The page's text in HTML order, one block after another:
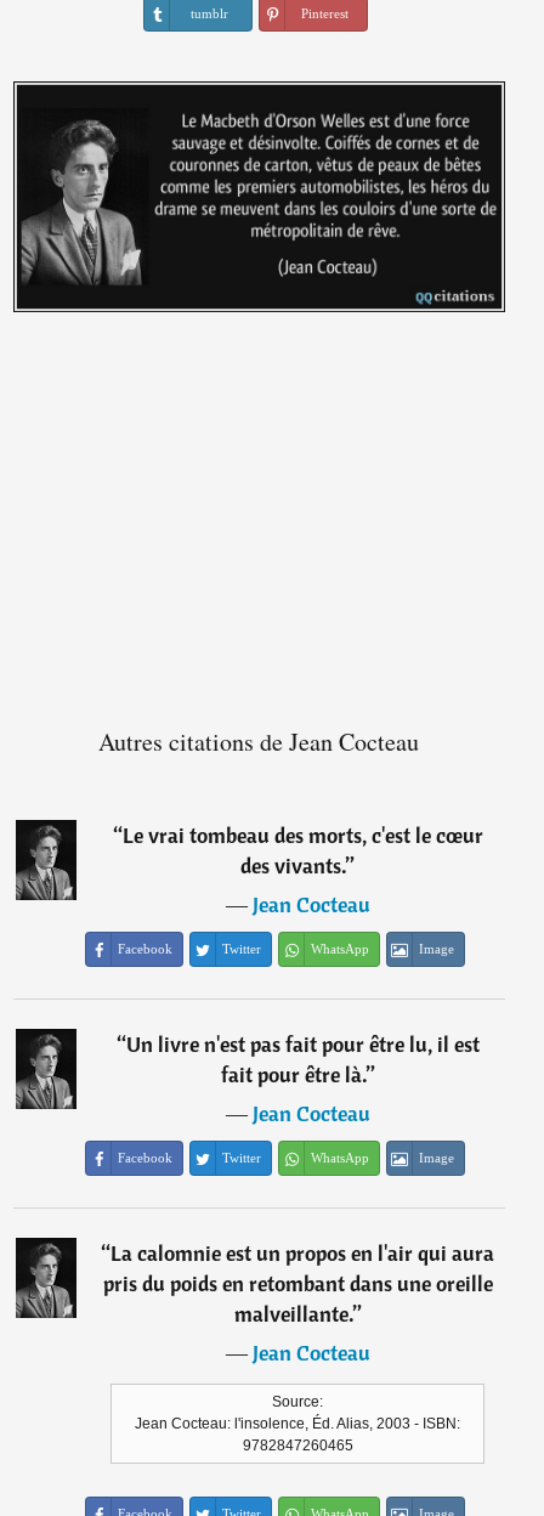
tumblr Pinterest
Autres citations de Jean Cocteau
“Le vrai tombeau des morts, c'est le cœur
des vivants.”
―Jean Cocteau
Facebook Twitter WhatsApp Image
“Un livre n'est pas fait pour être lu, il est
fait pour être là.”
―Jean Cocteau
Facebook Twitter WhatsApp Image
“La calomnie est un propos en l'air qui aura
pris du poids en retombant dans une oreille
malveillante.”
―Jean Cocteau
Source:
Jean Cocteau: l'insolence, Éd. Alias, 2003 - ISBN:
9782847260465